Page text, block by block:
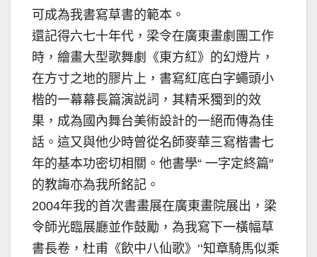
可成為我書寫草書的範本。
還記得六七十年代，梁令在廣東畫劇團工作
時，繪畫大型歌舞劇《東方紅》的幻燈片，
在方寸之地的膠片上，書寫紅底白字蠅頭小
楷的一幕幕長篇演説詞，其精釆獨到的效
果，成為國內舞台美術設計的一絕而傳為佳
話。這又與他少時曾從名師麥華三寫楷書七
年的基本功密切相關。他書學“ 一字定終篇′′
的教誨亦為我所銘記。
2004年我的首次書畫展在廣東畫院展出，梁
令師光臨展廳並作鼓勵，為我寫下一橫幅草
書長卷，杜甫《飲中八仙歌》‘‘知章騎馬似乘